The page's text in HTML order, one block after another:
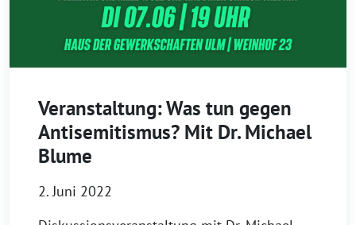
Veranstaltung: Was tun gegen
Antisemitismus? Mit Dr. Michael
Blume
2. Juni 2022